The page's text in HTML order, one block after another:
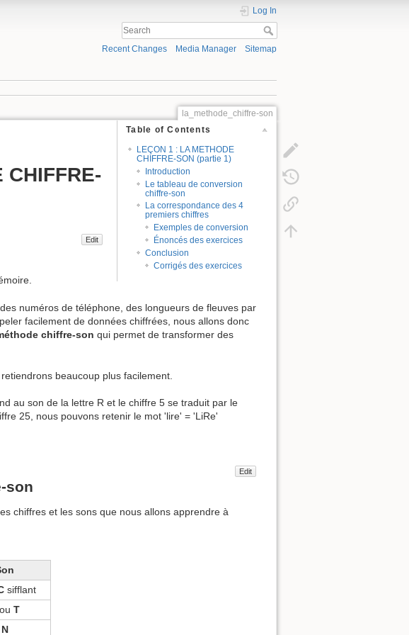
Log In
Recent Changes Media Manager Sitemap
la_methode_chiffre-son
Table of Contents
LEÇON 1 : LA METHODE
CHIFFRE-SON (partie 1)
Introduction
Le tableau de conversion
chiffre-son
La correspondance des 4
premiers chiffres
Exemples de conversion
Énoncés des exercices
Conclusion
Corrigés des exercices
CHIFFRE-
Edit
numéros de téléphone, des longueurs de fleuves par
facilement de données chiffrées, nous allons donc
chiffre-son qui permet de transformer des
beaucoup plus facilement.
au son de la lettre R et le chiffre 5 se traduit par le
25, nous pouvons retenir le mot 'lire' = 'LiRe'
Edit
son
chiffres et les sons que nous allons apprendre à
sifflant
ouT
N